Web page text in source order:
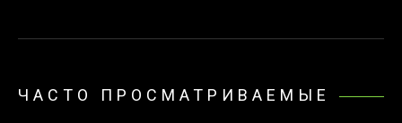
ЧАСТО ПРОСМАТРИВАЕМЫЕ